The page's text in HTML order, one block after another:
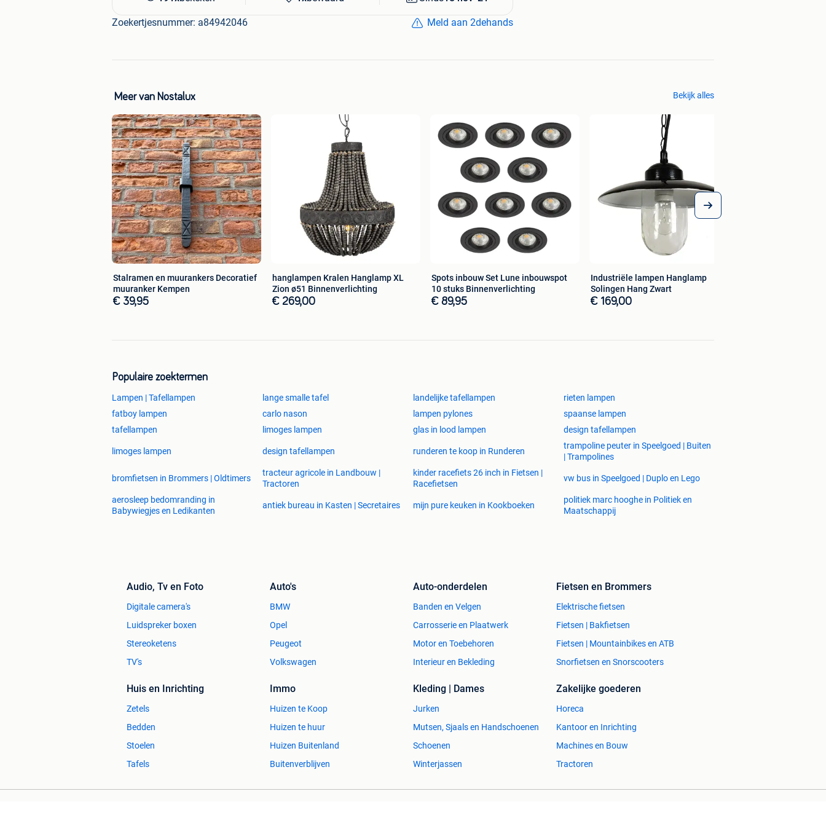
Zoekertjesnummer: a84942046 Meld aan 2dehands
Meer van Nostalux Bekijk alles
Stalramen en muurankers Decoratief
muuranker Kempen
€ 39,95
hanglampen Kralen Hanglamp XL
Zion ø51 Binnenverlichting
€ 269,00
Spots inbouw Set Lune inbouwspot
10 stuks Binnenverlichting
€ 89,95
Industriële lampen Hanglamp
Solingen Hang Zwart
€ 169,00
Populaire zoektermen
Lampen | Tafellampen lange smalle tafel landelijke tafellampen
rieten lampen
fatboy lampen
carlo nason lampen pylones
spaanse lampen
tafellampen
limoges lampen glas in lood lampen design tafellampen
limoges lampen design tafellampen runderen te koop in Runderen
trampoline peuter in Speelgoed | Buiten
| Trampolines
bromfietsen in Brommers | Oldtimers
tracteur agricole in Landbouw |
Tractoren
kinder racefiets 26 inch in Fietsen |
Racefietsen
vw bus in Speelgoed | Duplo en Lego
aerosleep bedomranding in
Babywiegjes en Ledikanten
antiek bureau in Kasten | Secretaires mijn pure keuken in Kookboeken
politiek marc hooghe in Politiek en
Maatschappij
Audio, Tv en Foto
Digitale camera's
Luidspreker boxen
Stereoketens
TV's
Auto's
BMW
Opel
Peugeot
Volkswagen
Auto-onderdelen
Banden en Velgen
Carrosserie en Plaatwerk
Motor en Toebehoren
Interieur en Bekleding
Fietsen en Brommers
Elektrische fietsen
Fietsen | Bakfietsen
Fietsen | Mountainbikes en ATB
Snorfietsen en Snorscooters
Huis en Inrichting
Zetels
Bedden
Stoelen
Tafels
Immo
Huizen te Koop
Huizen te huur
Huizen Buitenland
Buitenverblijven
Kleding | Dames
Jurken
Mutsen, Sjaals en Handschoenen
Schoenen
Winterjassen
Zakelijke goederen
Horeca
Kantoor en Inrichting
Machines en Bouw
Tractoren